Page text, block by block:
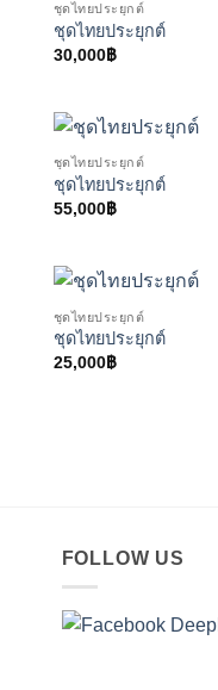
ชุดไทยประยุกต์
ชุดไทยประยุกต์
30,000฿
ชุดไทยประยุกต์
ชุดไทยประยุกต์
55,000฿
ชุดไทยประยุกต์
ชุดไทยประยุกต์
25,000฿
FOLLOW US